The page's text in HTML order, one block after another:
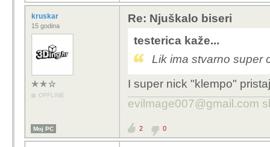
kruskar
15 godina
OFFLINE
Re: Njuškalo biseri
testerica kaže...
Lik ima stvarno super
I super nick "klempo"
evilmage007@gmail.com
Moj PC 2 0